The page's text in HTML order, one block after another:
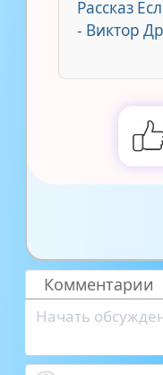
Рассказ
- Виктор
Комментарии